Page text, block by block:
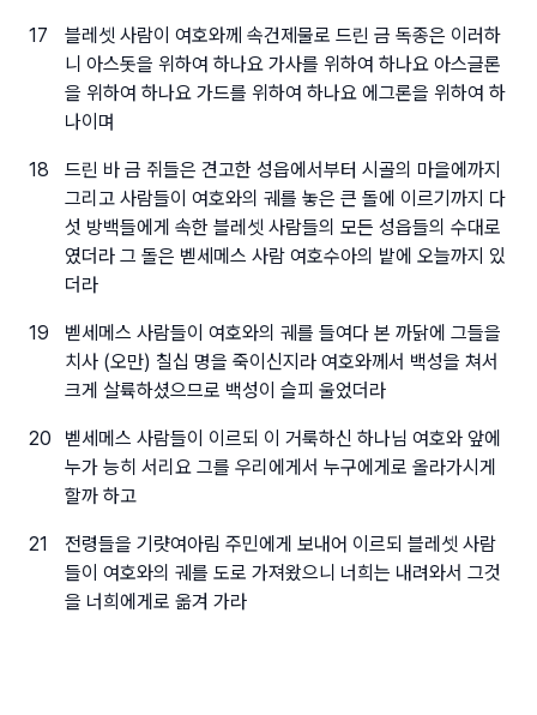
17
블레셋 사람이 여호와께 속건제물로 드린 금 독종은 이러하
니 아스돗을 위하여 하나요 가사를 위하여 하나요 아스글론
을 위하여 하나요 가드를 위하여 하나요 에그론을 위하여 하
나이며
18
드린 바 금 쥐들은 견고한 성읍에서부터 시골의 마을에까지
그리고 사람들이 여호와의 궤를 놓은 큰 돌에 이르기까지 다
섯 방백들에게 속한 블레셋 사람들의 모든 성읍들의 수대로
였더라 그 돌은 벧세메스 사람 여호수아의 밭에 오늘까지 있
더라
19
벧세메스 사람들이 여호와의 궤를 들여다 본 까닭에 그들을
치사 (오만) 칠십 명을 죽이신지라 여호와께서 백성을 쳐서
크게 살륙하셨으므로 백성이 슬피 울었더라
20
벧세메스 사람들이 이르되 이 거룩하신 하나님 여호와 앞에
누가 능히 서리요 그를 우리에게서 누구에게로 올라가시게
할까 하고
21
전령들을 기럇여아림 주민에게 보내어 이르되 블레셋 사람
들이 여호와의 궤를 도로 가져왔으니 너희는 내려와서 그것
을 너희에게로 옮겨 가라